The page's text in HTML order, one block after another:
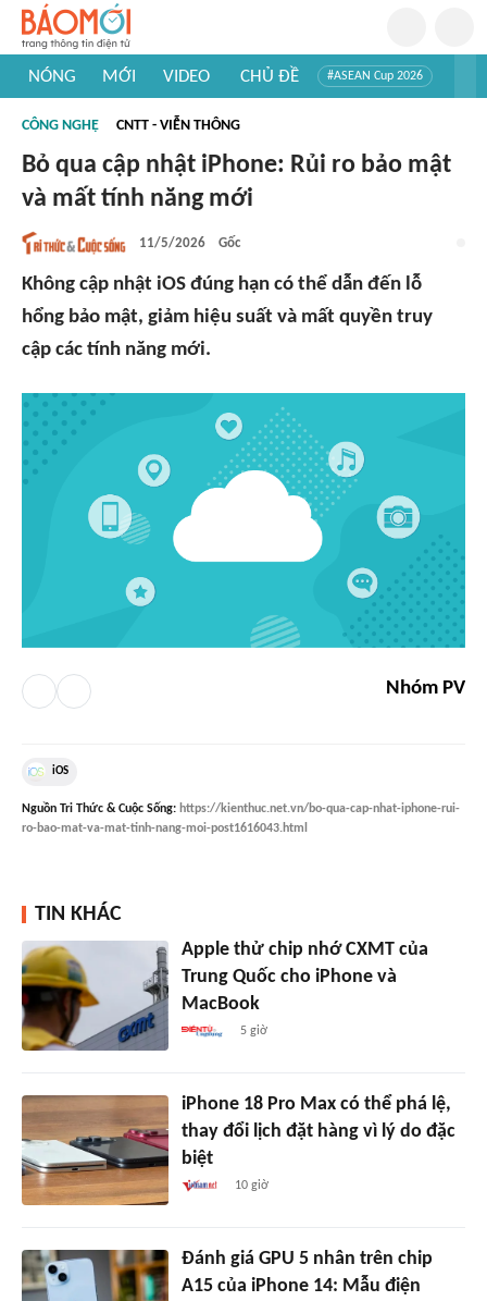
NÓNG MỚI VIDEO CHỦ ĐỀ #ASEAN Cup 2026
#Khám phá Việt Nam
#Khám phá thế giới
CÔNG NGHỆ CNTT - VIỄN THÔNG
Bỏ qua cập nhật iPhone: Rủi ro bảo mật
và mất tính năng mới
11/5/2026 Gốc
Không cập nhật iOS đúng hạn có thể dẫn đến lỗ
hổng bảo mật, giảm hiệu suất và mất quyền truy
cập các tính năng mới.
Nhóm PV
iOS
Nguồn Tri Thức & Cuộc Sống: https://kienthuc.net.vn/bo-qua-cap-nhat-iphone-rui-
ro-bao-mat-va-mat-tinh-nang-moi-post1616043.html
TIN KHÁC
Apple thử chip nhớ CXMT của
Trung Quốc cho iPhone và
MacBook
5 giờ
iPhone 18 Pro Max có thể phá lệ,
thay đổi lịch đặt hàng vì lý do đặc
biệt
10 giờ
Đánh giá GPU 5 nhân trên chip
A15 của iPhone 14: Mẫu điện